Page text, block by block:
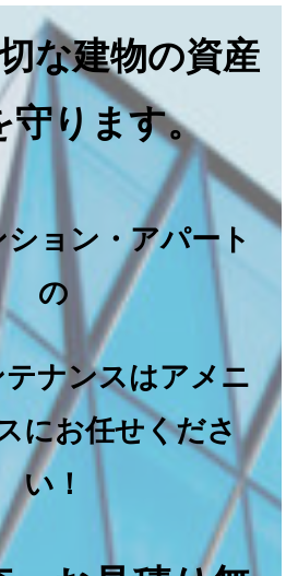
な建物の資産
守ります。
ョン・アパート
の
ナンスはアメニ
にお任せくださ
い！